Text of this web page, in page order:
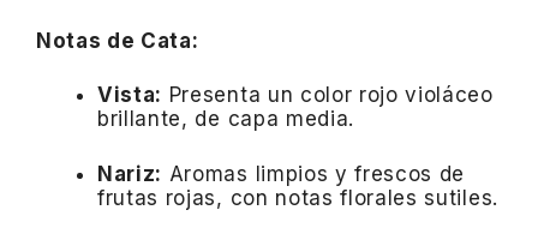
Notas de Cata:
Vista: Presenta un color rojo violáceo
brillante, de capa media.
Nariz: Aromas limpios y frescos de
frutas rojas, con notas florales sutiles.